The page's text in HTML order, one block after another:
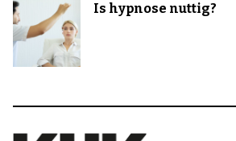
Is hypnose nuttig?